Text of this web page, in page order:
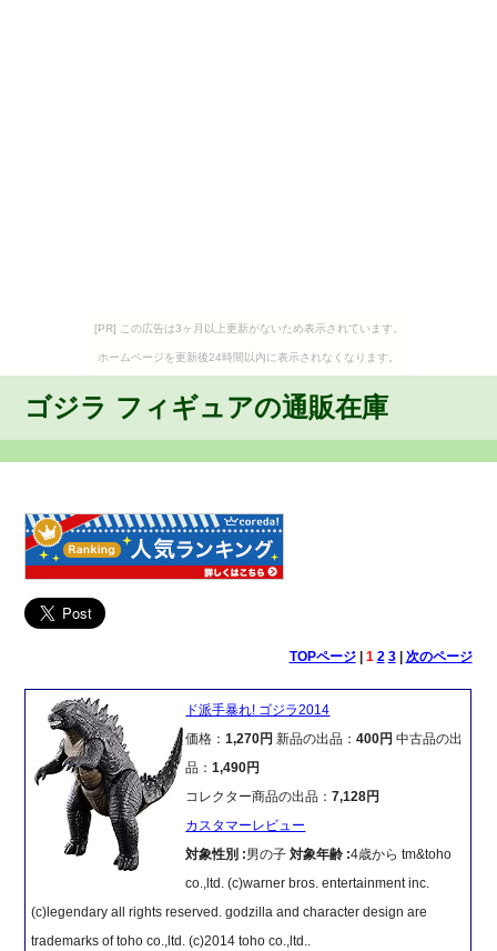
[PR] この広告は3ヶ月以上更新がないため表示されています。
ホームページを更新後24時間以内に表示されなくなります。
ゴジラ フィギュアの通販在庫
TOPページ| 1 2 3| 次のページ
ド派手暴れ! ゴジラ2014
価格：1,270円新品の出品：400円 中古品の出
品：1,490円
コレクター商品の出品：7,128円
カスタマーレビュー
対象性別 :男の子対象年齢 :4歳から tm&toho
co.,ltd. (c)warner bros. entertainment inc.
(c)legendary all rights reserved. godzilla and character design are
trademarks of toho co.,ltd. (c)2014 toho co.,ltd..